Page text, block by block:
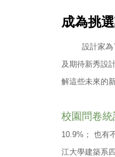
成為挑
設計家為了
及期待新秀設
解這些未來的
校園問卷統
10.9%； 也有
江大學建築系